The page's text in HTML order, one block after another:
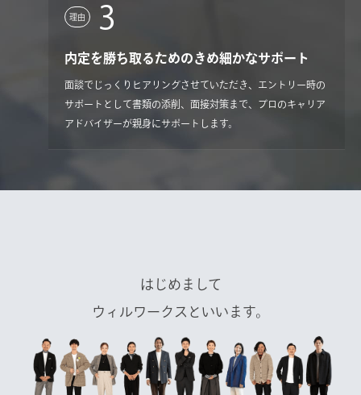
理由 3
内定を勝ち取るためのきめ細かなサポート
面談でじっくりヒアリングさせていただき、エントリー時の
サポートとして書類の添削、面接対策まで、プロのキャリア
アドバイザーが親身にサポートします。
はじめまして
ウィルワークスといいます。